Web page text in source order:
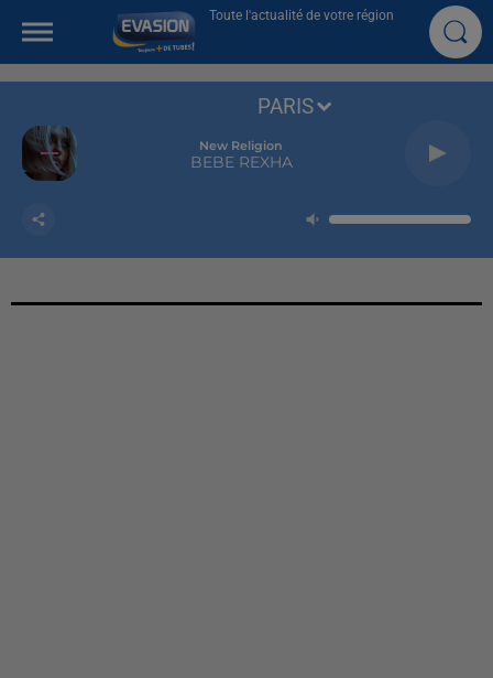
Toute l'actualité de votre région
New Religion
BEBE REXHA
PARIS